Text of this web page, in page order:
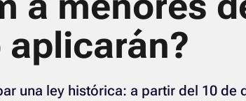
una ley histórica: a partir del 10 de